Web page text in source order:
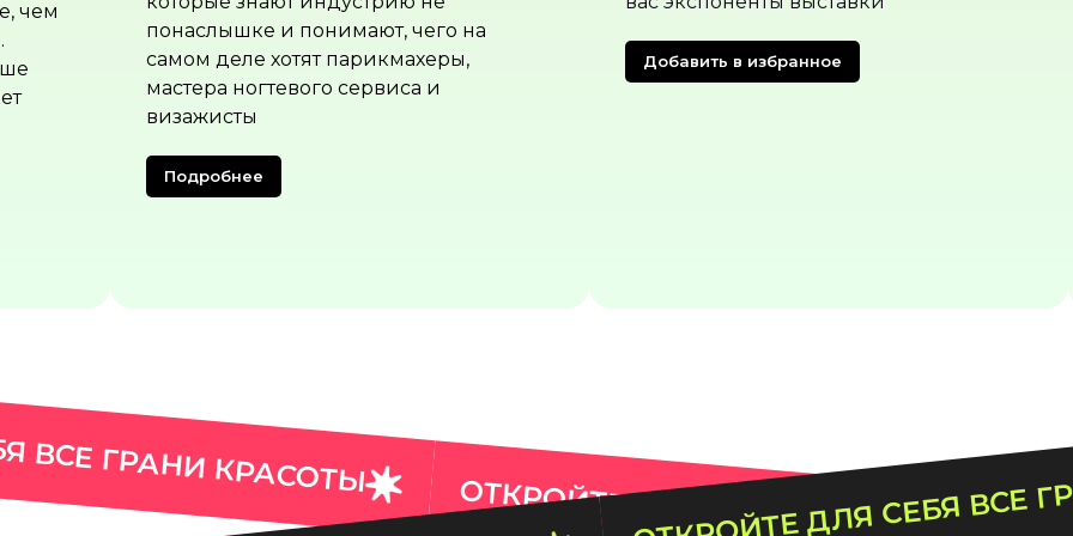
и
Добавить в избранное
сетей и центров красоты и здоровья.
ВСЕ ГРАНИ КРАСОТЫ
ОТКРОЙТЕ ДЛЯ СЕБЯ ВСЕ